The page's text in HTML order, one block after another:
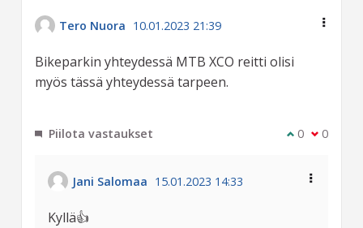
Tero Nuora 10.01.2023 21:39
Bikeparkin yhteydessä MTB XCO reitti olisi
myös tässä yhteydessä tarpeen.
Piilota vastaukset Olen samaa
0 Olen eri
0
Jani Salomaa 15.01.2023 14:33
Kyllä👍